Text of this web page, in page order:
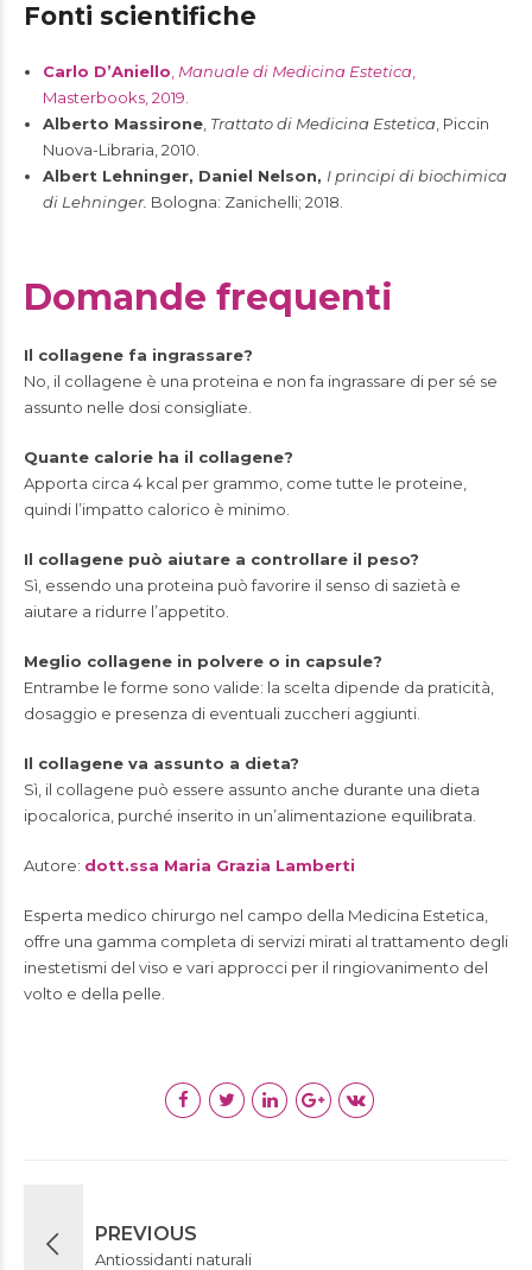
Fonti scientifiche
Carlo D’Aniello Manuale di Medicina Estetica,
Masterbooks, 2019.
Alberto Massirone, Trattato di Medicina Estetica , Piccin
Nuova-Libraria, 2010.
Albert Lehninger, Daniel Nelson, I principi di biochimica
di Lehninger. Bologna: Zanichelli; 2018.
Domande frequenti
Il collagene fa ingrassare?
No, il collagene è una proteina e non fa ingrassare di per sé se
assunto nelle dosi consigliate.
Quante calorie ha il collagene?
Apporta circa 4 kcal per grammo, come tutte le proteine,
quindi l’impatto calorico è minimo.
Il collagene può aiutare a controllare il peso?
Sì, essendo una proteina può favorire il senso di sazietà e
aiutare a ridurre l’appetito.
Meglio collagene in polvere o in capsule?
Entrambe le forme sono valide: la scelta dipende da praticità,
dosaggio e presenza di eventuali zuccheri aggiunti.
Il collagene va assunto a dieta?
Sì, il collagene può essere assunto anche durante una dieta
ipocalorica, purché inserito in un’alimentazione equilibrata.
Autore: dott.ssa Maria Grazia Lamberti
Esperta medico chirurgo nel campo della Medicina Estetica,
offre una gamma completa di servizi mirati al trattamento degli
inestetismi del viso e vari approcci per il ringiovanimento del
volto e della pelle.
PREVIOUS
Antiossidanti naturali